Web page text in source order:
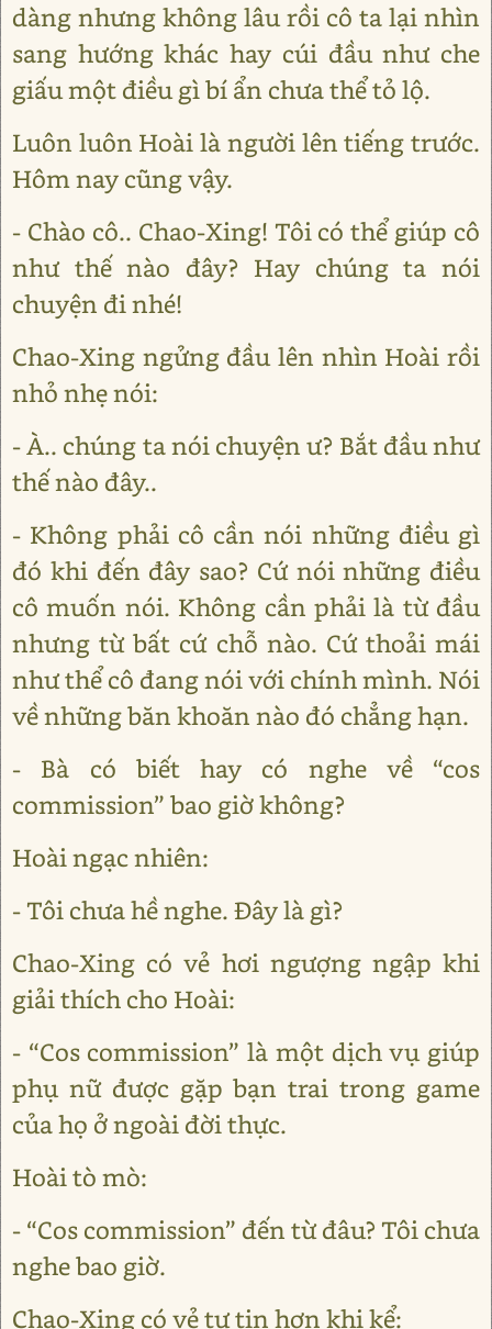
dàng nhưng không lâu rồi cô ta lại nhìn
sang hướng khác hay cúi đầu như che
giấu một điều gì bí ẩn chưa thể tỏ lộ.
Luôn luôn Hoài là người lên tiếng trước.
Hôm nay cũng vậy.
- Chào cô.. Chao-Xing! Tôi có thể giúp cô
như thế nào đây? Hay chúng ta nói
chuyện đi nhé!
Chao-Xing ngửng đầu lên nhìn Hoài rồi
nhỏ nhẹ nói:
- À.. chúng ta nói chuyện ư? Bắt đầu như
thế nào đây..
- Không phải cô cần nói những điều gì
đó khi đến đây sao? Cứ nói những điều
cô muốn nói. Không cần phải là từ đầu
nhưng từ bất cứ chỗ nào. Cứ thoải mái
như thể cô đang nói với chính mình. Nói
về những băn khoăn nào đó chẳng hạn.
- Bà có biết hay có nghe về “cos
commission” bao giờ không?
Hoài ngạc nhiên:
- Tôi chưa hề nghe. Đây là gì?
Chao-Xing có vẻ hơi ngượng ngập khi
giải thích cho Hoài:
- “Cos commission” là một dịch vụ giúp
phụ nữ được gặp bạn trai trong game
của họ ở ngoài đời thực.
Hoài tò mò:
- “Cos commission” đến từ đâu? Tôi chưa
nghe bao giờ.
Chao-Xing có vẻ tự tin hơn khi kể: